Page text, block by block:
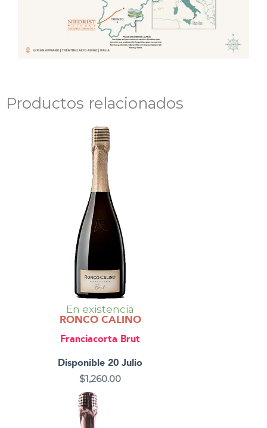
Productos relacionados
En existencia
RONCO CALINO
Franciacorta Brut
Disponible 20 Julio
$1,260.00